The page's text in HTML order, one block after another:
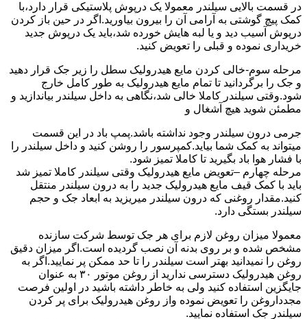
در قسمت بالایی سیلندر معمولا یک درپوش پلاستیکی قرار دارد،با
کمک پیچ گوشتی به آرامی آن را بیرون بیاورید.اگر در حین باز کردن
درپوش آسیب دید و یا لبه هایش خورده شد،باید یک درپوش جدید
خریداری نموده و قبلی را تعویض کنید.
مرحله سوم-خالی کردن مایع هیدرولیک سطل را زیر جک قرار دهید
و جک را برگردانید تا تمام مایع هیدرولیک به طور کامل خارج
شود.وقتی سیلندر کاملا خالی شد،نگاهی به داخل سیلندر بیاندازید و
مطمئن شوید هیچ آشغال و
جرمی درون سیلندر وجود نداشته باشد.پمپ باد در این قسمت
میتواند به کمک شما بیاید.کمپرسور را روشن کنید و داخل سیلندر را
با فشار هوا باد بگیرید تا کاملا تمیز شود.
مرحله چهارم –تعویض مایع هیدرولیک وقتی سیلندر کاملا تمیز شد
باید با کمک قیف مایع هیدرولیک جدید را به درون سیلندر منتقل
کنید.مقدار روغنی که درون سیلندر میریزید به ابعاد جک و حجم
سیلندر بستگی دارد.
معمولا میزان روغن لازم برای هر جک توسط شرکت سازنده
مشخص شده و بر روی بدنه آن نصب گردیده است.اگر میزان دقیق
روغن را نمیدانید بهتر است سیلندر را تا حد ممکن پر نمایید.اگر به
روغن هیدرولیک دسترسی ندارید از روغن موتور ۳۰ به عنوان
جایگزین استفاده کنید ولی به خاطر داشته باشید در اولین فرصت
مجدداروغن را تعویض نموده واز روغن هیدرولیک برای پر کردن
سیلندر جک استفاده نمایید.